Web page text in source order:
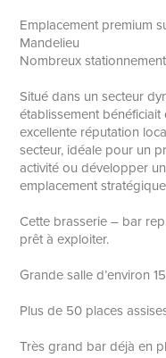
Emplacement premium
Mandelieu
Nombreux
Situé dans un secteur
établissement bénéficiait
excellente réputation
secteur, idéale pour un
activité ou développer
emplacement
Cette brasserie – bar
prêt à exploiter.
Grande salle d’environ
Plus de 50 places
Très grand bar déjà en